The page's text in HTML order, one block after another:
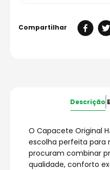
Descrição
O Capacete Original
escolha perfeita para
procuram combinar
qualidade, conforto